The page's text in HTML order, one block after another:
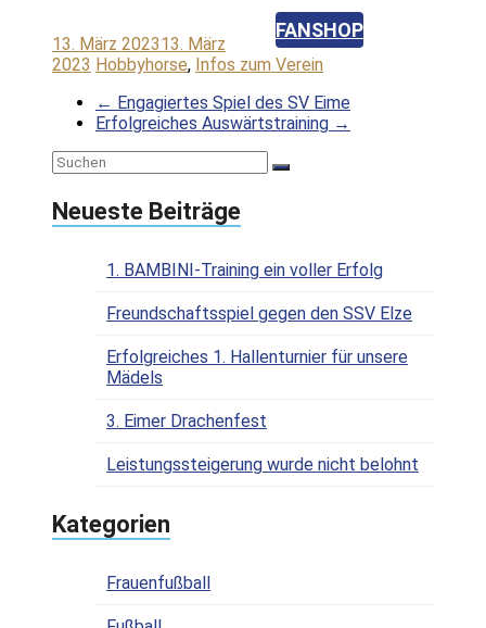
FANSHOP
13. März 202313. März
2023 Hobbyhorse, Infos zum Verein
← Engagiertes Spiel des SV Eime
Erfolgreiches Auswärtstraining →
Neueste Beiträge
1. BAMBINI-Training ein voller Erfolg
Freundschaftsspiel gegen den SSV Elze
Erfolgreiches 1. Hallenturnier für unsere
Mädels
3. Eimer Drachenfest
Leistungssteigerung wurde nicht belohnt
Kategorien
Frauenfußball